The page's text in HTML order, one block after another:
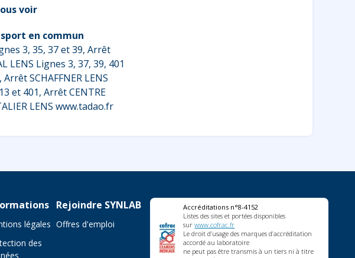
voir
en commun
3, 35, 37 et 39, Arrêt
LENS Lignes 3, 37, 39, 401
SCHAFFNER LENS
et 401, Arrêt CENTRE
LENS www.tadao.fr
légales
des
Rejoindre SYNLAB
Offres d'emploi
Accréditations n°8-4152
Listes des sites et portées disponibles
surwww.cofrac.fr
Le droit d’usage des marques d’accréditation
accordé au laboratoire
ne peut pas être transmis à un tiers ni à titre